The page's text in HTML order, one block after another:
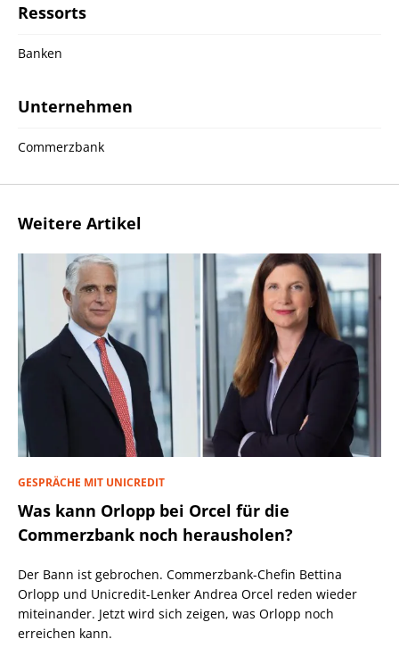
Ressorts
Banken
Unternehmen
Commerzbank
Weitere Artikel
GESPRÄCHE MIT UNICREDIT
Was kann Orlopp bei Orcel für die
Commerzbank noch herausholen?
Der Bann ist gebrochen. Commerzbank-Chefin Bettina
Orlopp und Unicredit-Lenker Andrea Orcel reden wieder
miteinander. Jetzt wird sich zeigen, was Orlopp noch
erreichen kann.